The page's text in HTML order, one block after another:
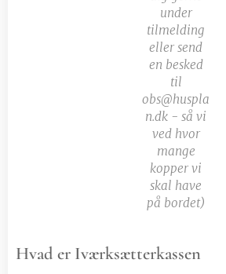
under
tilmelding
eller send
en besked
til
obs@huspla
n.dk - så vi
ved hvor
mange
kopper vi
skal have
på bordet)
Hvad er Iværksætterkassen